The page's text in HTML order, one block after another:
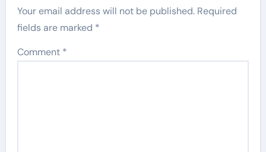
Your email address will not be published. Required
fields are marked *
Comment *